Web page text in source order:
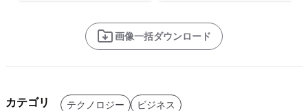
画像一括ダウンロード
カテゴリ テクノロジー ビジネス